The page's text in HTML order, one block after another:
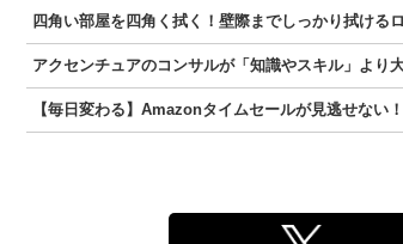
四角い部屋を四角く拭く！壁際までしっかり拭ける
アクセンチュアのコンサルが「知識やスキル」より
【毎日変わる】Amazonタイムセールが見逃せない！